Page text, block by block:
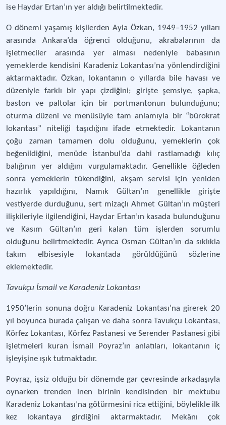
ise Haydar Ertan’ın yer aldığı belirtilmektedir.
O dönemi yaşamış kişilerden Ayla Özkan, 1949–1952 yılları
arasında Ankara’da öğrenci olduğunu, akrabalarının da
işletmeciler arasında yer alması nedeniyle babasının
yemeklerde kendisini Karadeniz Lokantası’na yönlendirdiğini
aktarmaktadır. Özkan, lokantanın o yıllarda bile havası ve
düzeniyle farklı bir yapı çizdiğini; girişte şemsiye, şapka,
baston ve paltolar için bir portmantonun bulunduğunu;
oturma düzeni ve menüsüyle tam anlamıyla bir “bürokrat
lokantası” niteliği taşıdığını ifade etmektedir. Lokantanın
çoğu zaman tamamen dolu olduğunu, yemeklerin çok
beğenildiğini, menüde İstanbul’da dahi rastlamadığı kılıç
balığının yer aldığını vurgulamaktadır. Genellikle öğleden
sonra yemeklerin tükendiğini, akşam servisi için yeniden
hazırlık yapıldığını, Namık Gültan’ın genellikle girişte
vestiyerde durduğunu, sert mizaçlı Ahmet Gültan’ın müşteri
ilişkileriyle ilgilendiğini, Haydar Ertan’ın kasada bulunduğunu
ve Kasım Gültan’ın geri kalan tüm işlerden sorumlu
olduğunu belirtmektedir. Ayrıca Osman Gültan’ın da sıklıkla
takım elbisesiyle lokantada görüldüğünü sözlerine
eklemektedir.
Tavukçu İsmail ve Karadeniz Lokantası
1950’lerin sonuna doğru Karadeniz Lokantası’na girerek 20
yıl boyunca burada çalışan ve daha sonra Tavukçu Lokantası,
Körfez Lokantası, Körfez Pastanesi ve Serender Pastanesi gibi
işletmeleri kuran İsmail Poyraz’ın anlatıları, lokantanın iç
işleyişine ışık tutmaktadır.
Poyraz, işsiz olduğu bir dönemde gar çevresinde arkadaşıyla
oynarken trenden inen birinin kendisinden bir mektubu
Karadeniz Lokantası’na götürmesini rica ettiğini, böylelikle ilk
kez lokantaya girdiğini aktarmaktadır. Mekânı çok